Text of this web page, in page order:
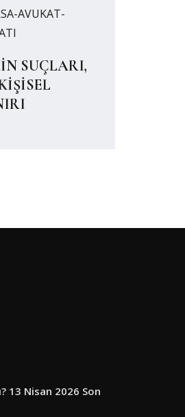
SUÇLARI,
13 Nisan 2026 Son